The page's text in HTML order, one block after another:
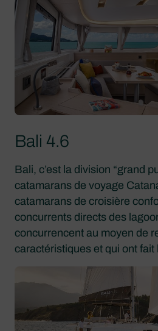
Bali 4.6
Bali, c’est la division “grand
catamarans de voyage
catamarans de croisière
concurrents directs des
concurrencent au moyen de
caractéristiques et qui ont fait